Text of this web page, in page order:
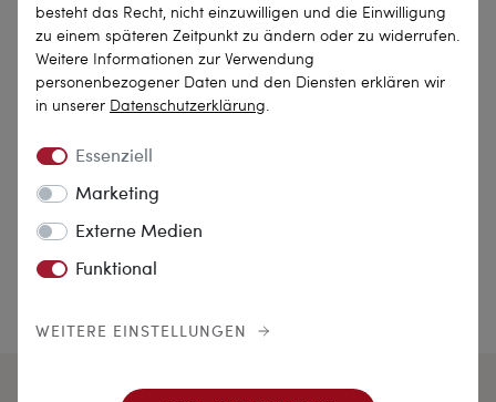
besteht das Recht, nicht einzuwilligen und die Einwilligung
zu einem späteren Zeitpunkt zu ändern oder zu widerrufen.
Weitere Informationen zur Verwendung
personenbezogener Daten und den Diensten erklären wir
in unserer Daten­schutz­erklärung.
Essenziell
Marketing
Externe Medien
Funktional
WEITERE EINSTELLUNGEN